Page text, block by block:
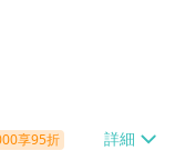
享95折